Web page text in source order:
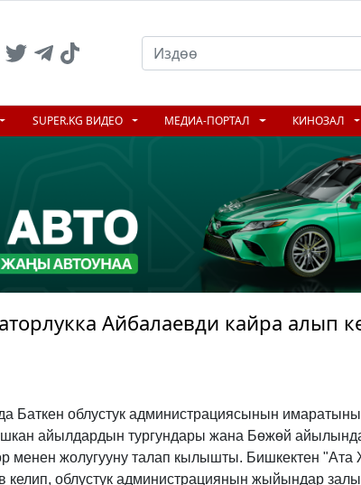
SUPER.KG ВИДЕО МЕДИА-ПОРТАЛ КИНОЗАЛ
Айбалаевди кайра алып
Баткен облустук администрациясынын
айылдардын тургундары жана Бөжөй
менен жолугууну талап кылышты. Бишкектен "Ата
келип, облустук администрациянын жыйындар